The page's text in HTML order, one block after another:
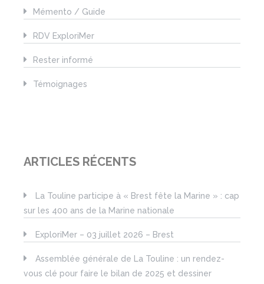
Mémento / Guide
RDV ExploriMer
Rester informé
Témoignages
ARTICLES RÉCENTS
La Touline participe à « Brest fête la Marine » : cap
sur les 400 ans de la Marine nationale
ExploriMer – 03 juillet 2026 – Brest
Assemblée générale de La Touline : un rendez-
vous clé pour faire le bilan de 2025 et dessiner